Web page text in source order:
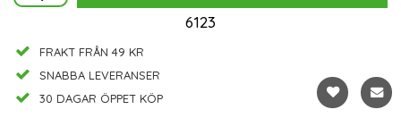
6123
FRAKT FRÅN 49 KR
SNABBA LEVERANSER
30 DAGAR ÖPPET KÖP